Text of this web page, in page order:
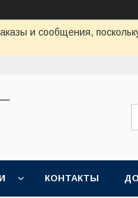
и сообщения,
—
КОНТАКТЫ